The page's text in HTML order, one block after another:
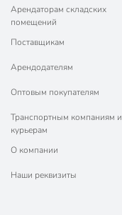
Арендаторам складских
помещений
Поставщикам
Арендодателям
Оптовым покупателям
Транспортным компаниям и
курьерам
О компании
Наши реквизиты